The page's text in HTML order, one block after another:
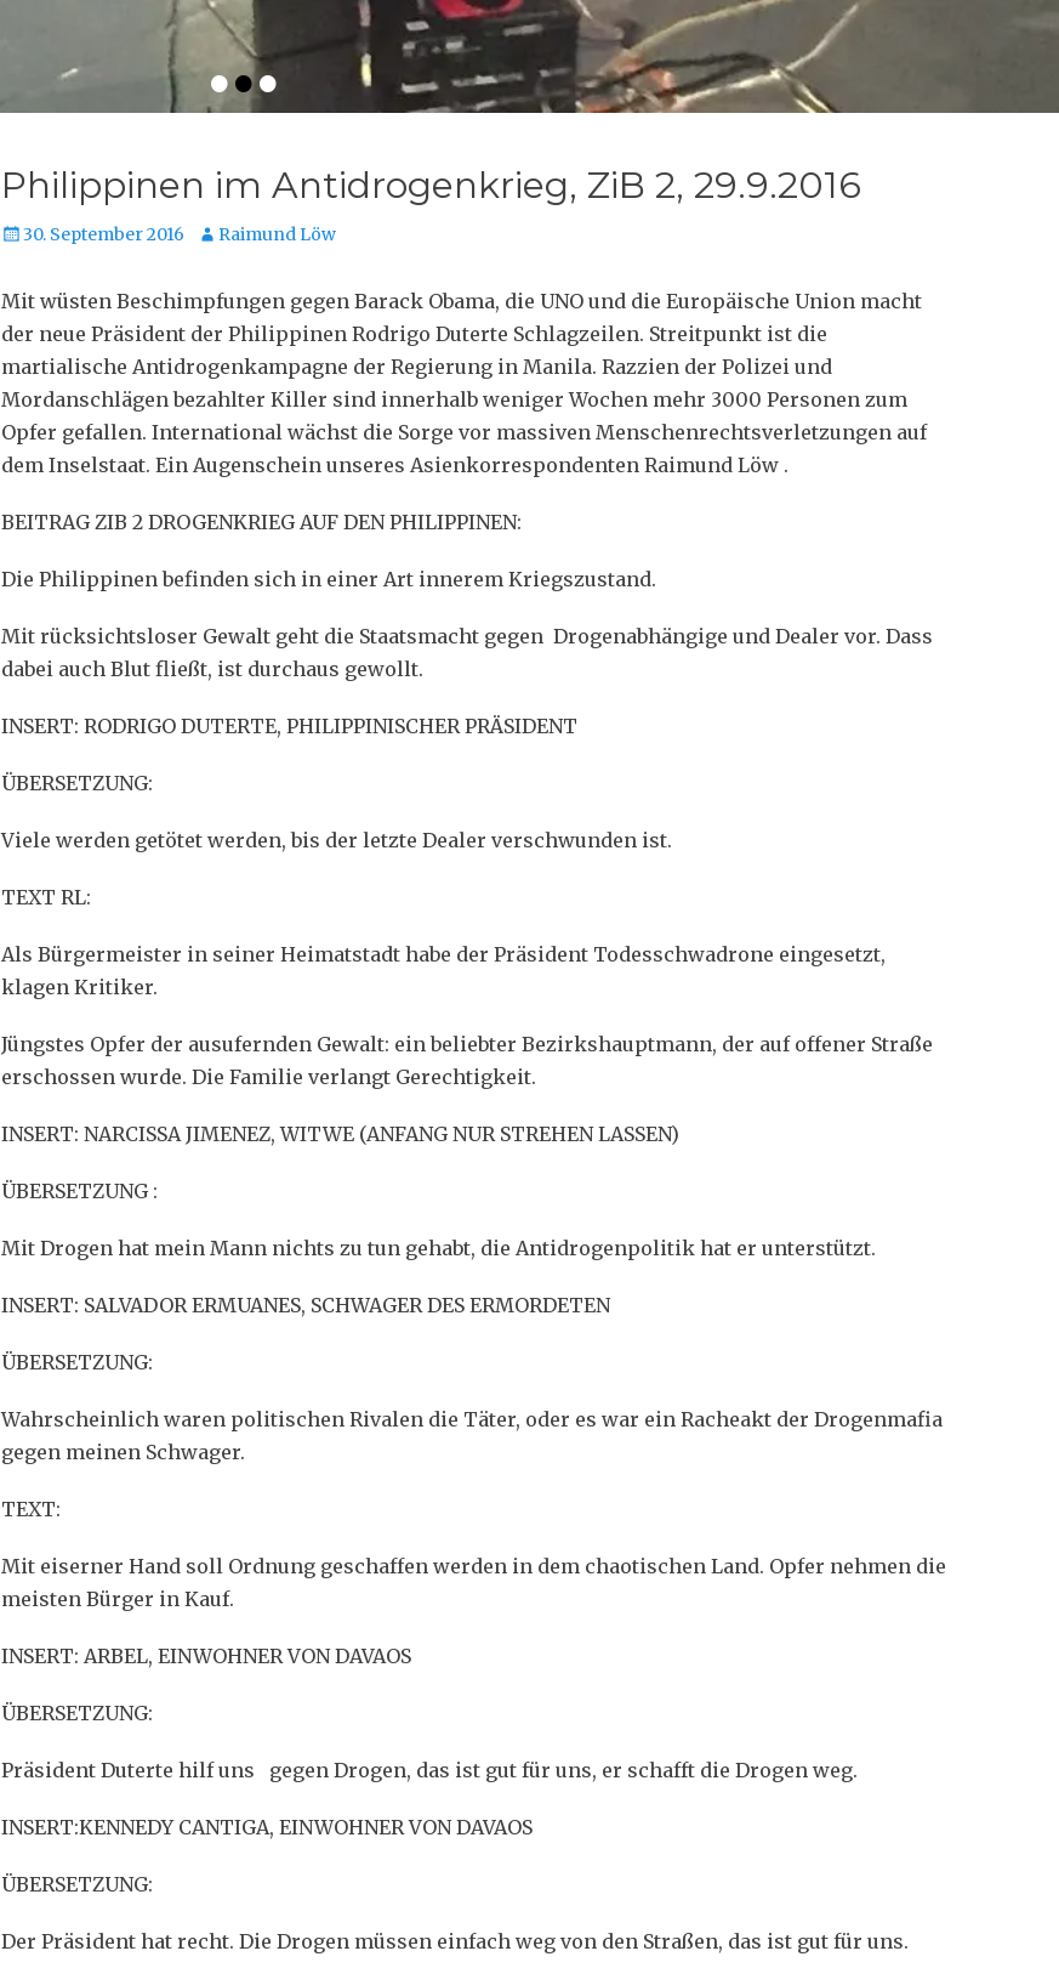
•••
Philippinen im Antidrogenkrieg, ZiB 2, 29.9.2016
Veröffentlicht
30. September 2016 Autor
Raimund Löw
Mit wüsten Beschimpfungen gegen Barack Obama, die UNO und die Europäische Union macht
der neue Präsident der Philippinen Rodrigo Duterte Schlagzeilen. Streitpunkt ist die
martialische Antidrogenkampagne der Regierung in Manila. Razzien der Polizei und
Mordanschlägen bezahlter Killer sind innerhalb weniger Wochen mehr 3000 Personen zum
Opfer gefallen. International wächst die Sorge vor massiven Menschenrechtsverletzungen auf
dem Inselstaat. Ein Augenschein unseres Asienkorrespondenten Raimund Löw .
BEITRAG ZIB 2 DROGENKRIEG AUF DEN PHILIPPINEN:
Die Philippinen befinden sich in einer Art innerem Kriegszustand.
Mit rücksichtsloser Gewalt geht die Staatsmacht gegen Drogenabhängige und Dealer vor. Dass
dabei auch Blut fließt, ist durchaus gewollt.
INSERT: RODRIGO DUTERTE, PHILIPPINISCHER PRÄSIDENT
ÜBERSETZUNG:
Viele werden getötet werden, bis der letzte Dealer verschwunden ist.
TEXT RL:
Als Bürgermeister in seiner Heimatstadt habe der Präsident Todesschwadrone eingesetzt,
klagen Kritiker.
Jüngstes Opfer der ausufernden Gewalt: ein beliebter Bezirkshauptmann, der auf offener Straße
erschossen wurde. Die Familie verlangt Gerechtigkeit.
INSERT: NARCISSA JIMENEZ, WITWE (ANFANG NUR STREHEN LASSEN)
ÜBERSETZUNG :
Mit Drogen hat mein Mann nichts zu tun gehabt, die Antidrogenpolitik hat er unterstützt.
INSERT: SALVADOR ERMUANES, SCHWAGER DES ERMORDETEN
ÜBERSETZUNG:
Wahrscheinlich waren politischen Rivalen die Täter, oder es war ein Racheakt der Drogenmafia
gegen meinen Schwager.
TEXT:
Mit eiserner Hand soll Ordnung geschaffen werden in dem chaotischen Land. Opfer nehmen die
meisten Bürger in Kauf.
INSERT: ARBEL, EINWOHNER VON DAVAOS
ÜBERSETZUNG:
Präsident Duterte hilf uns gegen Drogen, das ist gut für uns, er schafft die Drogen weg.
INSERT:KENNEDY CANTIGA, EINWOHNER VON DAVAOS
ÜBERSETZUNG:
Der Präsident hat recht. Die Drogen müssen einfach weg von den Straßen, das ist gut für uns.